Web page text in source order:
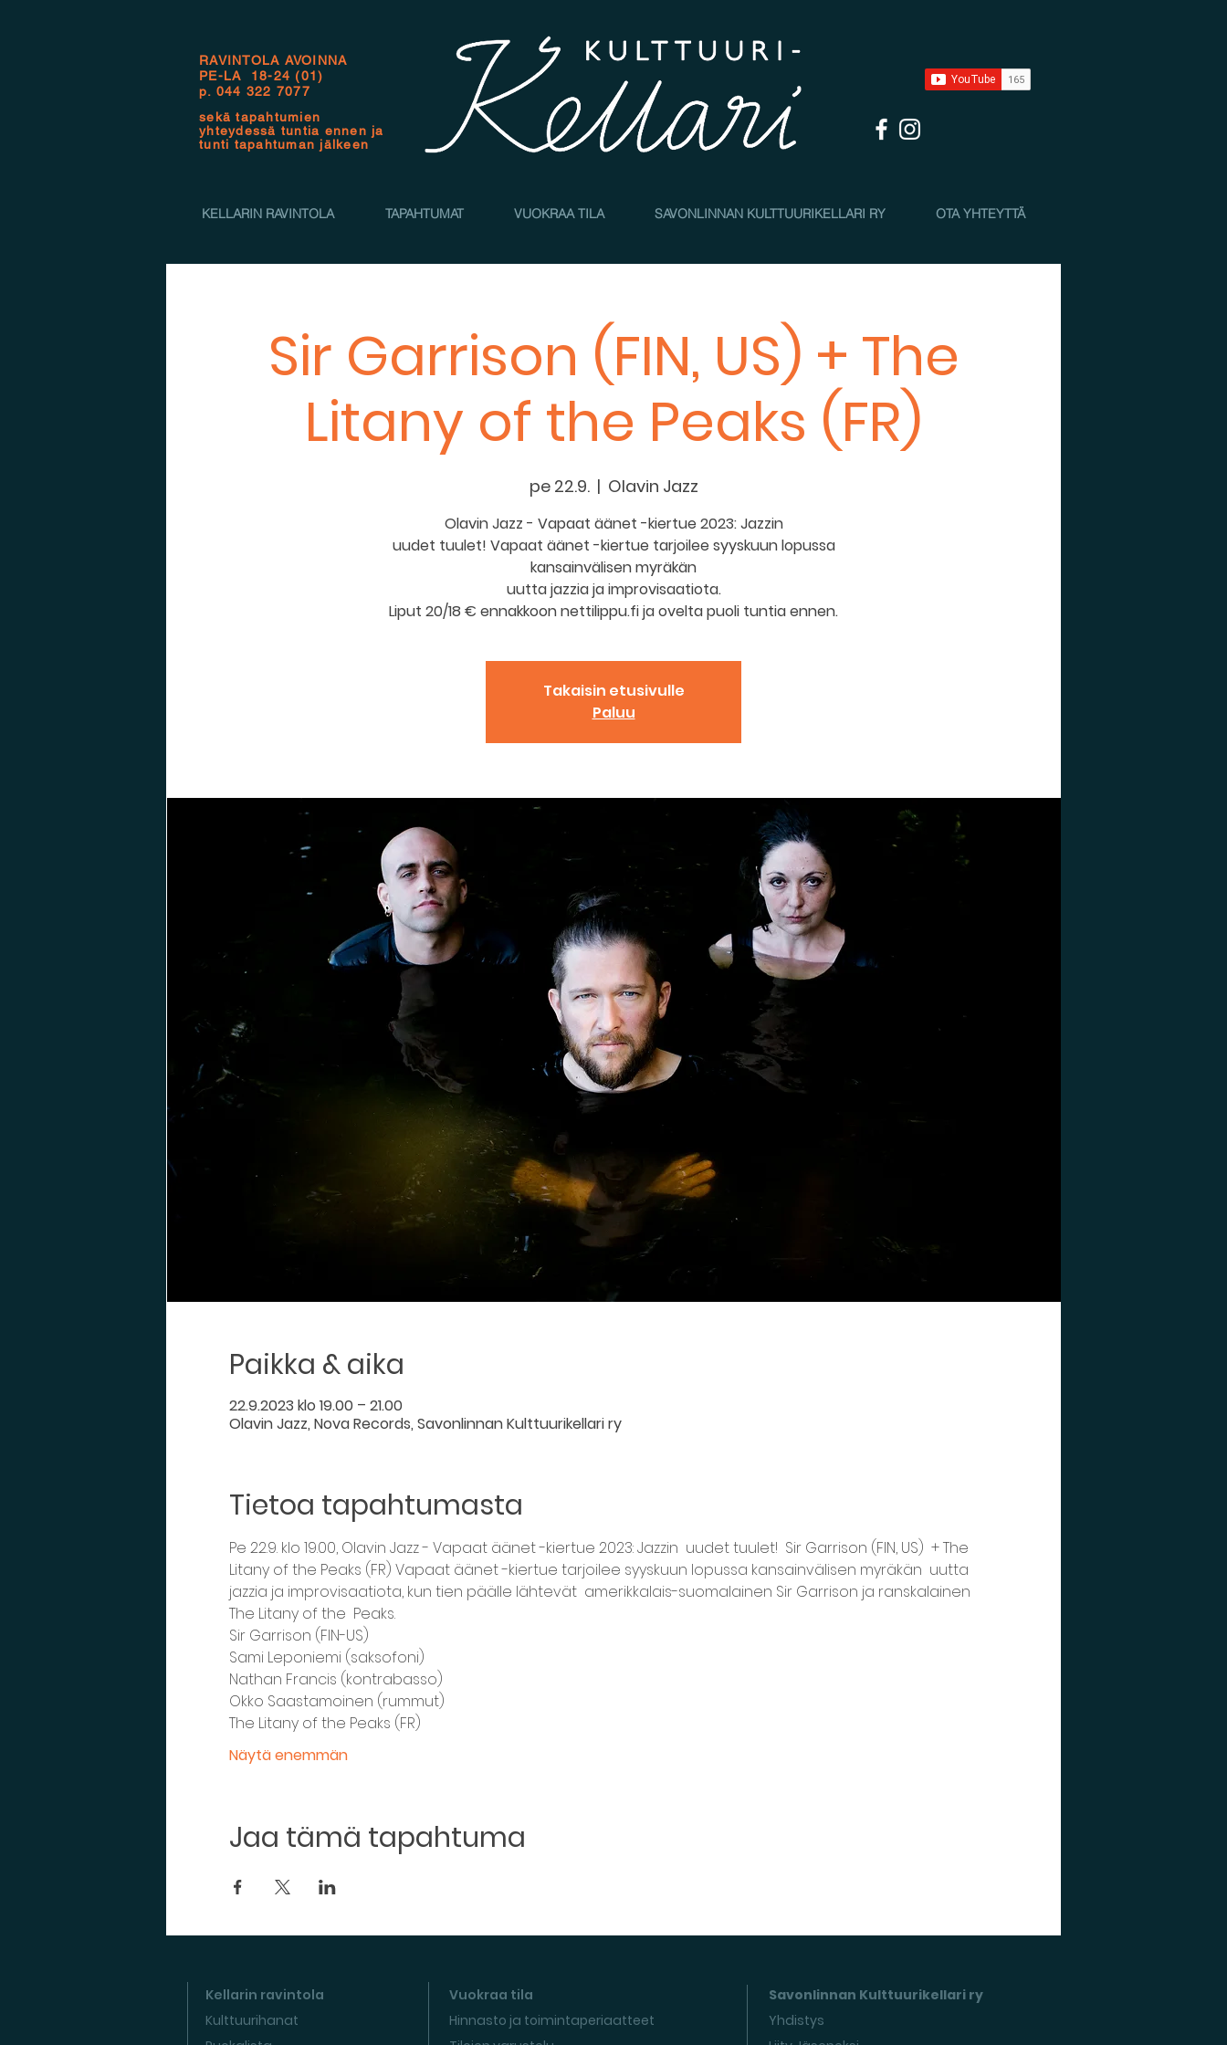
RAVINTOLA AVOINNA
PE-LA 18-24 (01)
p. 044 322 7077
sekä tapahtumien
yhteydessä tuntia ennen ja
tunti tapahtuman jälkeen
KELLARIN RAVINTOLA TAPAHTUMAT VUOKRAA TILA SAVONLINNAN KULTTUURIKELLARI RY OTA YHTEYTTÄ
Sir Garrison (FIN, US) + The
Litany of the Peaks (FR)
pe 22.9.
  |
Olavin Jazz
Olavin Jazz - Vapaat äänet -kiertue 2023: Jazzin
uudet tuulet! Vapaat äänet -kiertue tarjoilee syyskuun lopussa
kansainvälisen myräkän
uutta jazzia ja improvisaatiota.
Liput 20/18 € ennakkoon nettilippu.fi ja ovelta puoli tuntia ennen.
Takaisin etusivulle
Paluu
Paikka & aika
22.9.2023 klo 19.00 – 21.00
Olavin Jazz, Nova Records, Savonlinnan Kulttuurikellari ry
Tietoa tapahtumasta
Pe 22.9. klo 19.00, Olavin Jazz - Vapaat äänet -kiertue 2023: Jazzin  uudet tuulet!  Sir Garrison (FIN, US)  + The
Litany of the Peaks (FR) Vapaat äänet -kiertue tarjoilee syyskuun lopussa kansainvälisen myräkän  uutta
jazzia ja improvisaatiota, kun tien päälle lähtevät  amerikkalais-suomalainen Sir Garrison ja ranskalainen
The Litany of the  Peaks.
Sir Garrison (FIN-US)
Sami Leponiemi (saksofoni)
Nathan Francis (kontrabasso)
Okko Saastamoinen (rummut)
The Litany of the Peaks (FR)
Näytä enemmän
Jaa tämä tapahtuma
Kellarin ravintola
Kulttuurihanat
Vuokraa tila
Hinnasto ja toimintaperiaatteet
Savonlinnan Kulttuurikellari ry
Yhdistys